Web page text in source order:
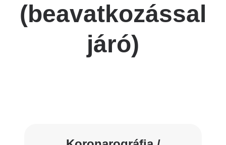
(beavatkozással
járó)